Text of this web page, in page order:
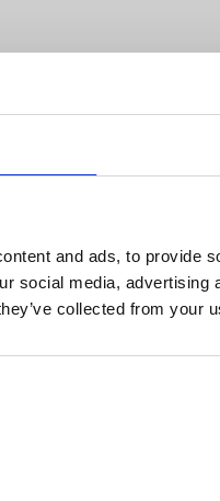
and ads, to provide
social media,
collected from your